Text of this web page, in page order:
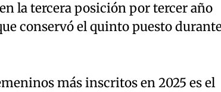
la tercera posición por tercer año
conservó el quinto puesto
más inscritos en 2025 es el